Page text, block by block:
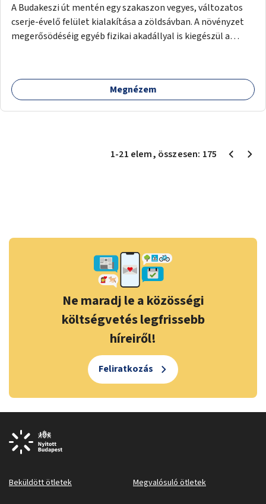
A Budakeszi út mentén egy szakaszon vegyes, változatos
cserje-évelő felület kialakítása a zöldsávban. A növényzet
megerősödéséig egyéb fizikai akadállyal is kiegészül a
Megnézem
1-21 elem, összesen: 175
Ne maradj le a közösségi
költségvetés legfrissebb
híreiről!
Feliratkozás
Beküldött ötletek Megvalósuló ötletek